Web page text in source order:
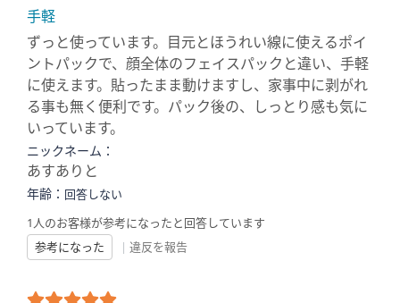
手軽
ずっと使っています。目元とほうれい線に使えるポイ
ントパックで、顔全体のフェイスパックと違い、手軽
に使えます。貼ったまま動けますし、家事中に剥がれ
る事も無く便利です。パック後の、しっとり感も気に
いっています。
ニックネーム：
あすありと
年齢： 回答しない
1人のお客様が参考になったと回答しています
参考になった
| 違反を報告